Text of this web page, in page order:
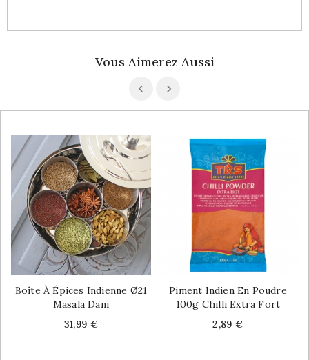
Vous Aimerez Aussi
Boîte À Épices Indienne Ø21
Masala Dani
Price
31,99 €
Piment Indien En Poudre
100g Chilli Extra Fort
Price
2,89 €